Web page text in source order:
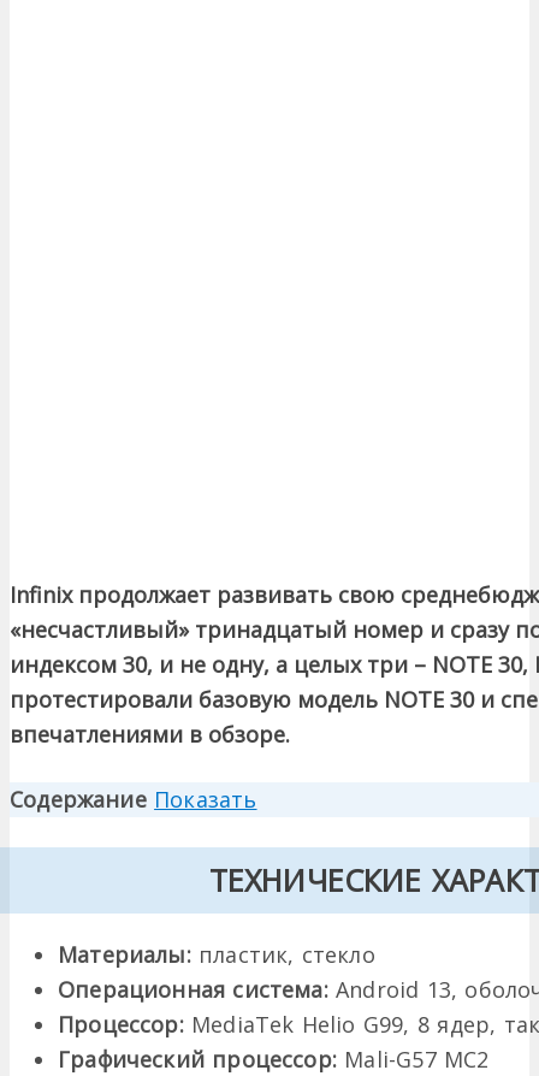
Infinix продолжает развивать свою
«несчастливый» тринадцатый номер и сразу
индексом 30, и не одну, а целых три – NOTE
протестировали базовую модель NOTE 30 и
впечатлениями в обзоре.
Содержание Показать
ТЕХНИЧЕСКИЕ
Материалы:пластик, стекло
Операционная система:Android 13,
Процессор: MediaTek Helio G99, 8 ядер,
Графический процессор: Mali-G57 MC2